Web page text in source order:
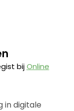
bijOnline
in digitale